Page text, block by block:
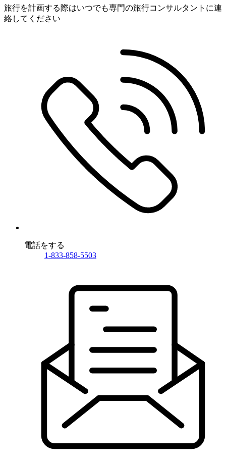
旅行を計画する際はいつでも専門の旅行コンサルタントに連
絡してください
電話をする
1-833-858-5503